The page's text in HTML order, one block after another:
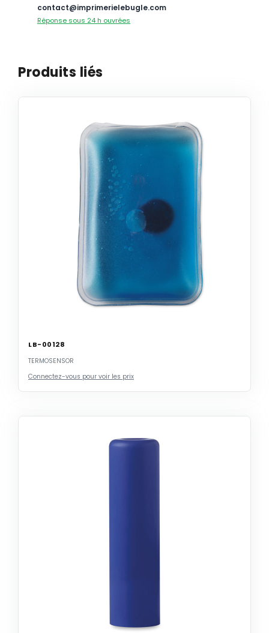
contact@imprimerielebugle.com
Réponse sous 24 h ouvrées
Produits liés
LB-00128
TERMOSENSOR
Connectez-vous pour voir les prix